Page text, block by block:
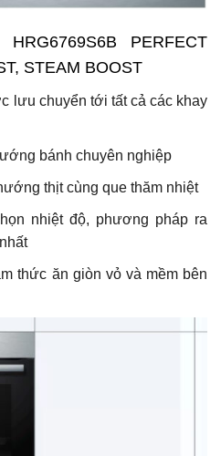
PERFECT
STEAM BOOST
lưu chuyển tới tất cả các khay
bánh chuyên nghiệp
thịt cùng que thăm nhiệt
nhiệt độ, phương pháp ra
thức ăn giòn vỏ và mềm bên